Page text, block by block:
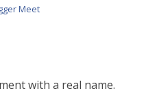
Meet
with a real name.